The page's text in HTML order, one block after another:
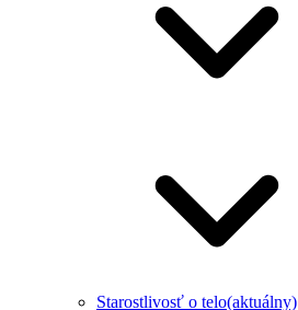
Starostlivosť o telo(aktuálny)